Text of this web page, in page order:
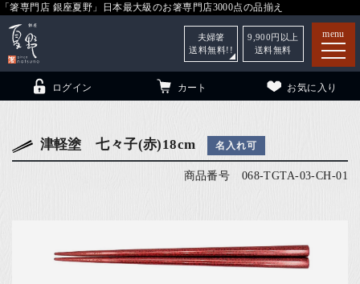
「箸専門店 銀座夏野」日本最大級のお箸専門店3000点の品揃え
menu
ログイン カート お気に入り
夫婦箸
送料無料!!
9,900 円以上
送料無料
津軽塗 七々子(赤)18cm 名入れ可
商品番号 068-TGTA-03-CH-01